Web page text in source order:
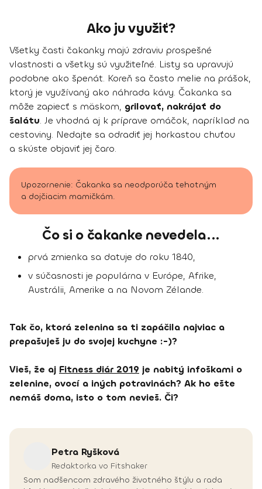
Ako ju využiť?
Všetky časti čakanky majú zdraviu prospešné
vlastnosti a všetky sú využiteľné. Listy sa upravujú
podobne ako špenát. Koreň sa často melie na prášok,
ktorý je využívaný ako náhrada kávy. Čakanka sa
môže zapiecť s mäskom, grilovať, nakrájať do
šalátu. Je vhodná aj k príprave omáčok, napríklad na
cestoviny. Nedajte sa odradiť jej horkastou chuťou
a skúste objaviť jej čaro.
Upozornenie: Čakanka sa neodporúča tehotným
a dojčiacim mamičkám.
Čo si o čakanke nevedela...
prvá zmienka sa datuje do roku 1840,
v súčasnosti je populárna v Európe, Afrike,
Austrálii, Amerike a na Novom Zélande.
Tak čo, ktorá zelenina sa ti zapáčila najviac a
prepašuješ ju do svojej kuchyne :-)?
Vieš, že aj Fitness diár 2019 je nabitý infoškami o
zelenine, ovocí a iných potravinách? Ak ho ešte
nemáš doma, isto o tom nevieš. Či?
Petra Ryšková
Redaktorka vo Fitshaker
Som nadšencom zdravého životného štýlu a rada